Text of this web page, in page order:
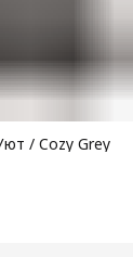
/ Cozy Grey